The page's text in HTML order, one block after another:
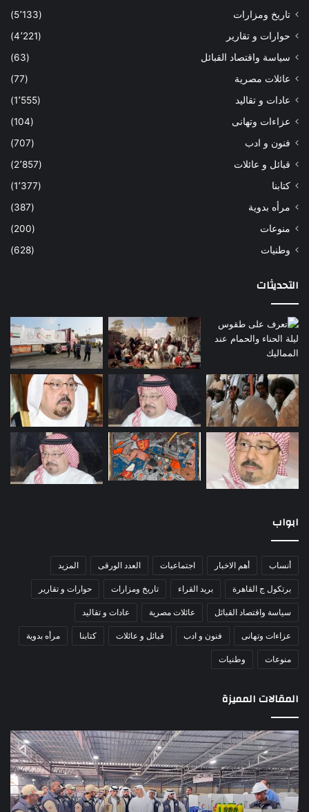
تاريخ ومزارات
(5٬133)
حوارات و تقارير
(4٬221)
سياسة واقتصاد القبائل
(63)
عائلات مصرية
(77)
عادات و تقاليد
(1٬555)
عزاءات وتهانى
(104)
فنون و ادب
(707)
قبائل و عائلات
(2٬857)
كتابنا
(1٬377)
مرأه بدوية
(387)
منوعات
(200)
وطنيات
(628)
التحديثات
ابواب
أنساب أهم الاخبار اجتماعيات العدد الورقى المزيد
برتكول ج القاهرة بريد القراء تاريخ ومزارات حوارات و تقارير
سياسة واقتصاد القبائل عائلات مصرية عادات و تقاليد
عزاءات وتهانى فنون و ادب قبائل و عائلات كتابنا مرأه بدوية
منوعات وطنيات
المقالات المميزة
الأمين
العام
للهلال
الأحمر
الإماراتي
يتفقد